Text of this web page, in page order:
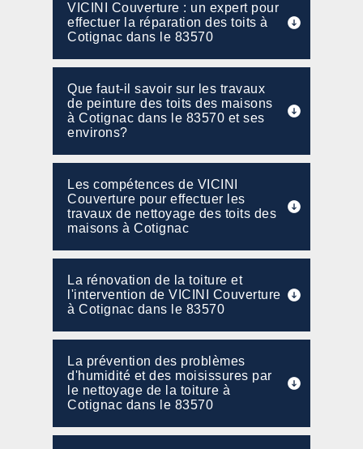
VICINI Couverture : un expert pour
effectuer la réparation des toits à
Cotignac dans le 83570
Que faut-il savoir sur les travaux
de peinture des toits des maisons
à Cotignac dans le 83570 et ses
environs?
Les compétences de VICINI
Couverture pour effectuer les
travaux de nettoyage des toits des
maisons à Cotignac
La rénovation de la toiture et
l'intervention de VICINI Couverture
à Cotignac dans le 83570
La prévention des problèmes
d'humidité et des moisissures par
le nettoyage de la toiture à
Cotignac dans le 83570